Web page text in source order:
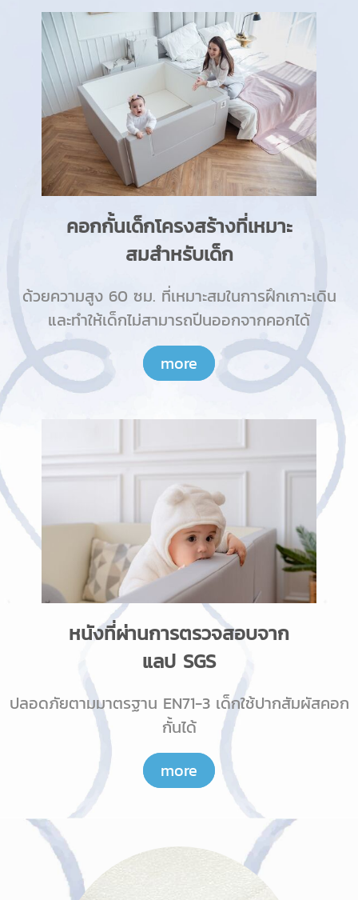
คอกกั้นเด็กโครงสร้างที่เหมาะ
สมสำหรับเด็ก
ด้วยความสูง 60 ซม. ที่เหมาะสมในการฝึกเกาะเดิน
และทำให้เด็กไม่สามารถปีนออกจากคอกได้
more
หนังที่ผ่านการตรวจสอบจาก
แลป SGS
ปลอดภัยตามมาตรฐาน EN71-3 เด็กใช้ปากสัมผัสคอก
กั้นได้
more